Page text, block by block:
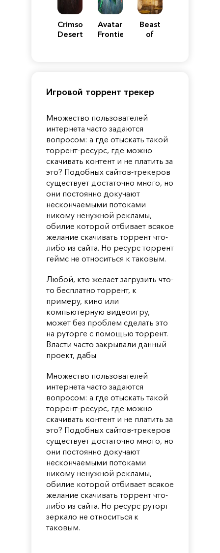
Crimson
Desert
Avatar:
Frontiers
Beast
of
Игровой торрент трекер
Множество пользователей
интернета часто задаются
вопросом: а где отыскать такой
торрент-ресурс, где можно
скачивать контент и не платить за
это? Подобных сайтов-трекеров
существует достаточно много, но
они постоянно докучают
нескончаемыми потоками
никому ненужной рекламы,
обилие которой отбивает всякое
желание скачивать торрент что-
либо из сайта. Но ресурс торрент
геймс не относиться к таковым.
Любой, кто желает загрузить что-
то бесплатно торрент, к
примеру, кино или
компьютерную видеоигру,
может без проблем сделать это
на руторге с помощью торрент.
Власти часто закрывали данный
проект, дабы
Множество пользователей
интернета часто задаются
вопросом: а где отыскать такой
торрент-ресурс, где можно
скачивать контент и не платить за
это? Подобных сайтов-трекеров
существует достаточно много, но
они постоянно докучают
нескончаемыми потоками
никому ненужной рекламы,
обилие которой отбивает всякое
желание скачивать торрент что-
либо из сайта. Но ресурс руторг
зеркало не относиться к
таковым.